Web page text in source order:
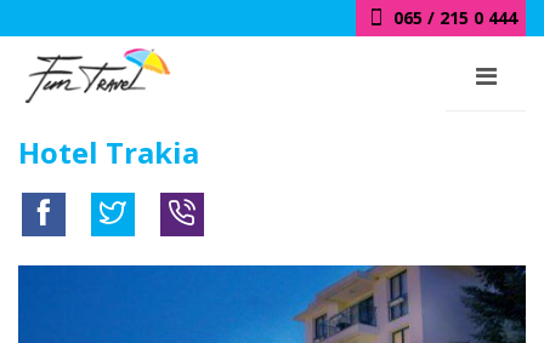
065 / 215 0 444
Hotel Trakia